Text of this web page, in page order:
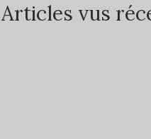
Articles vus